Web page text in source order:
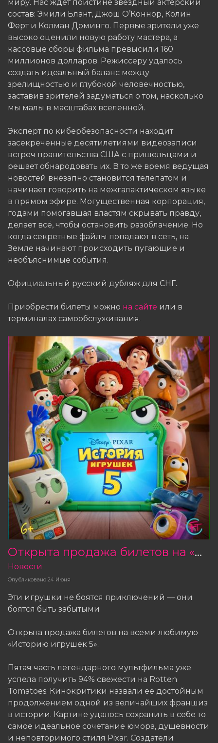
миру. Нас ждет поистине звёздный актёрский
состав: Эмили Блант, Джош О’Коннор, Колин
Ферт и Колман Доминго. Первые зрители уже
высоко оценили новую работу мастера, а
кассовые сборы фильма превысили 160
миллионов долларов. Режиссеру удалось
создать идеальный баланс между
зрелищностью и глубокой человечностью,
заставив зрителей задуматься о том, насколько
мы малы в масштабах вселенной.
Эксперт по кибербезопасности находит
засекреченные десятилетиями видеозаписи
встреч правительства США с пришельцами и
решает обнародовать их. В то же время ведущая
новостей внезапно становится телепатом и
начинает говорить на межгалактическом языке
в прямом эфире. Могущественная корпорация,
годами помогавшая властям скрывать правду,
делает всё, чтобы остановить разоблачение. Но
когда секретные файлы попадают в сеть, на
Земле начинают происходить пугающие и
необъяснимые события.
Официальный русский дубляж для СНГ.
Приобрести билеты можно на сайте или в
терминалах самообслуживания.
Открыта продажа билетов на «Историю игрушек 5»!
Опубликовано 24 Июня
Новости
Эти игрушки не боятся приключений — они
боятся быть забытыми
Открыта продажа билетов на всеми любимую
«Историю игрушек 5».
Пятая часть легендарного мультфильма уже
успела получить 94% свежести на Rotten
Tomatoes. Кинокритики назвали ее достойным
продолжением одной из величайших франшиз
в истории. Картине удалось сохранить в себе то
самое идеальное сочетание юмора, душевности
и неповторимого стиля Pixar. Создатели